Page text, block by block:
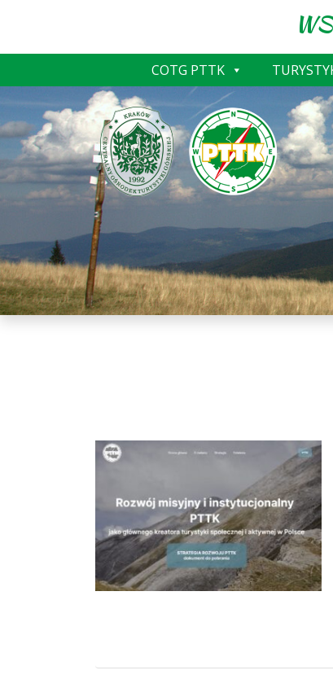
COTG PTTK